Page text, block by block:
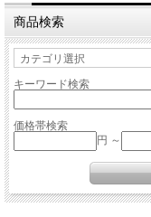
商品検索
キーワード検索
価格帯検索
円 ～